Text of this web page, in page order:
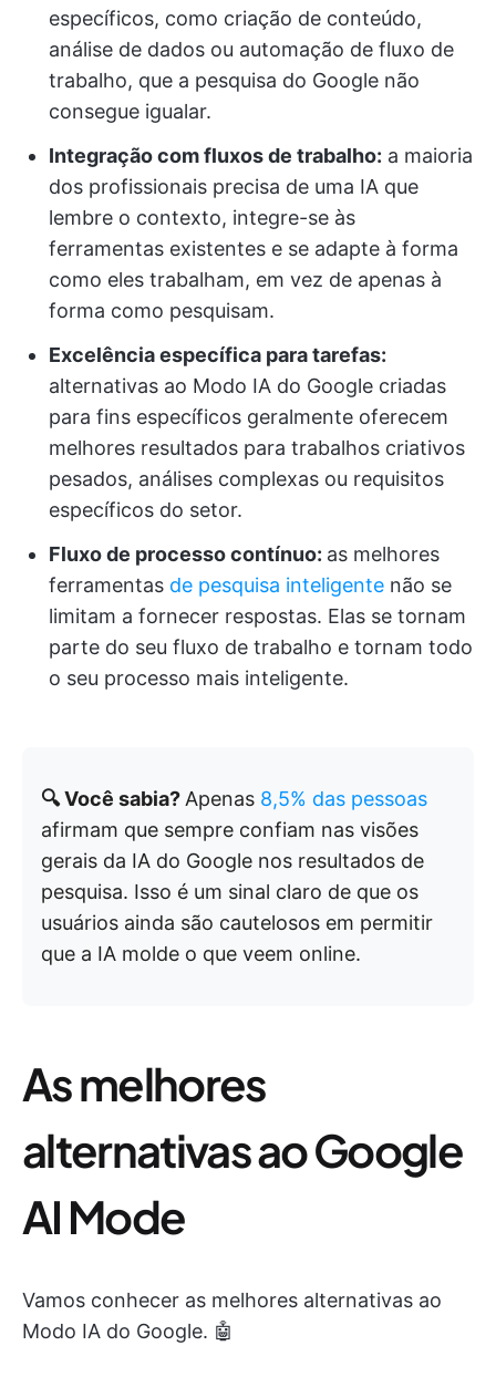
específicos, como criação de conteúdo,
análise de dados ou automação de fluxo de
trabalho, que a pesquisa do Google não
consegue igualar.
Integração com fluxos de trabalho: a maioria
dos profissionais precisa de uma IA que
lembre o contexto, integre-se às
ferramentas existentes e se adapte à forma
como eles trabalham, em vez de apenas à
forma como pesquisam.
Excelência específica para tarefas:
alternativas ao Modo IA do Google criadas
para fins específicos geralmente oferecem
melhores resultados para trabalhos criativos
pesados, análises complexas ou requisitos
específicos do setor.
Fluxo de processo contínuo: as melhores
ferramentas de pesquisa inteligente não se
limitam a fornecer respostas. Elas se tornam
parte do seu fluxo de trabalho e tornam todo
o seu processo mais inteligente.
🔍 Você sabia? Apenas 8,5% das pessoas
afirmam que sempre confiam nas visões
gerais da IA do Google nos resultados de
pesquisa. Isso é um sinal claro de que os
usuários ainda são cautelosos em permitir
que a IA molde o que veem online.
As melhores
alternativas ao Google
AI Mode
Vamos conhecer as melhores alternativas ao
Modo IA do Google. 🤖